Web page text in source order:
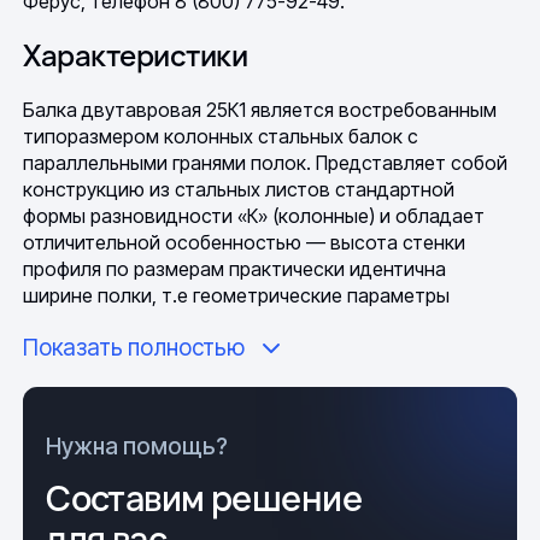
Характеристики
Балка двутавровая 25К1 является востребованным
типоразмером колонных стальных балок с
параллельными гранями полок. Представляет собой
конструкцию из стальных листов стандартной
формы разновидности «К» (колонные) и обладает
отличительной особенностью — высота стенки
профиля по размерам практически идентична
ширине полки, т.е геометрические параметры
металлическое изделие обладает следующими
толщина стенки, 12 мм толщина балки, длина в
Двутавр 25К1 изготавливается из стали марок
Ст3пс, Ст3Гпс, Ст3сп и Ст3Гсп (ГОСТ 535) и
Показать полностью
Нужна помощь?
Составим решение